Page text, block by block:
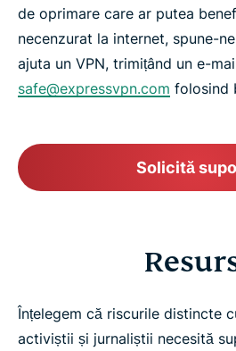
de oprimare care ar putea
necenzurat la internet, spune-
ajuta un VPN, trimițând un e-
safe@expressvpn.com folosind
Solicită
Înțelegem că riscurile distincte
activiștii și jurnaliștii necesită